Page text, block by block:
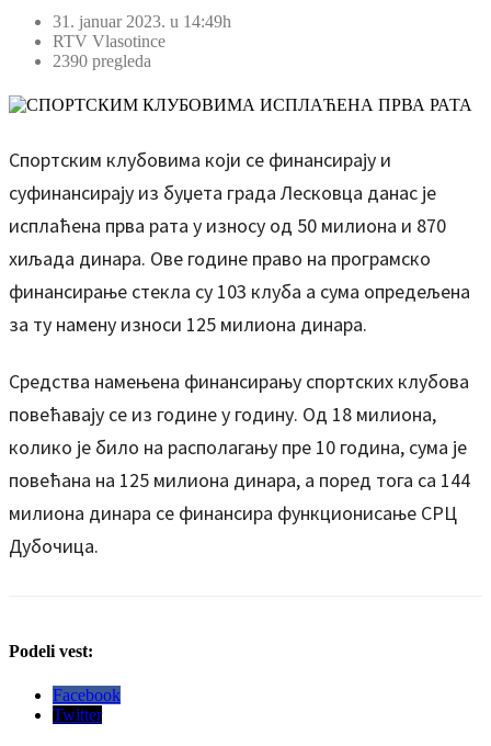
31. januar 2023. u 14:49h
RTV Vlasotince
2390 pregleda
Спортским клубовима који се финансирају и
суфинансирају из буџета града Лесковца данас је
исплаћена прва рата у износу од 50 милиона и 870
хиљада динара. Ове године право на програмско
финансирање стекла су 103 клуба а сума опредељена
за ту намену износи 125 милиона динара.
Средства намењена финансирању спортских клубова
повећавају се из године у годину. Од 18 милиона,
колико је било на располагању пре 10 година, сума је
повећана на 125 милиона динара, а поред тога са 144
милиона динара се финансира функционисање СРЦ
Дубочица.
Podeli vest:
Facebook
Twitter